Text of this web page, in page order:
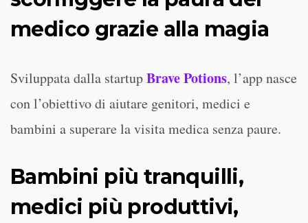
medico grazie alla magia
Sviluppata dalla startupBrave Potions, l’app nasce
con l’obiettivo di aiutare genitori, medici e
bambini a superare la visita medica senza paure.
Bambini più tranquilli,
medici più produttivi,